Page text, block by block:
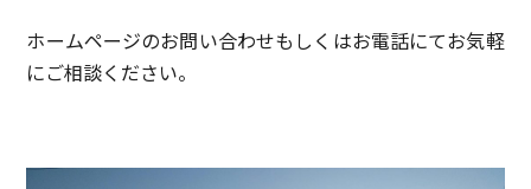
ホームページのお問い合わせもしくはお電話にてお気軽
にご相談ください。